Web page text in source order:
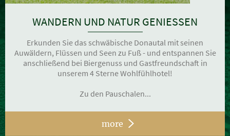
WANDERN UND NATUR GENIESSEN
Erkunden Sie das schwäbische Donautal mit seinen
Auwäldern, Flüssen und Seen zu Fuß - und entspannen Sie
anschließend bei Biergenuss und Gastfreundschaft in
unserem 4 Sterne Wohlfühlhotel!
Zu den Pauschalen...
more